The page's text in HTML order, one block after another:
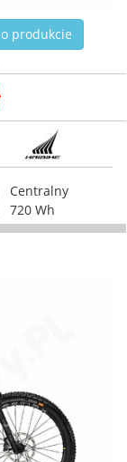
produkcie
Centralny
720 Wh